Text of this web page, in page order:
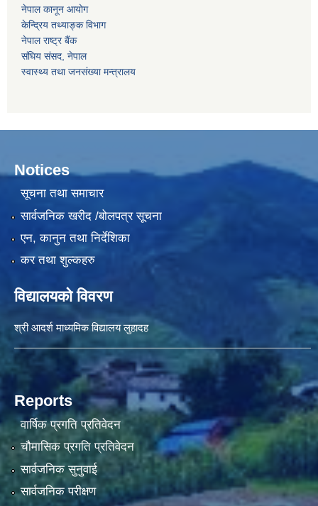
नेपाल कानून आयोग
केन्द्रिय तथ्याङ्क विभाग
नेपाल राष्‍ट्र बैंक
संघिय संसद, नेपाल
स्वास्थ्य तथा जनसंख्या मन्त्रालय
Notices
सूचना तथा समाचार
सार्वजनिक खरीद /बोलपत्र सूचना
एन, कानुन तथा निर्देशिका
कर तथा शुल्कहरु
विद्यालयको विवरण
श्री आदर्श माध्यमिक विद्यालय लुहादह
Reports
वार्षिक प्रगति प्रतिवेदन
चौमासिक प्रगति प्रतिवेदन
सार्वजनिक सुनुवाई
सार्वजनिक परीक्षण